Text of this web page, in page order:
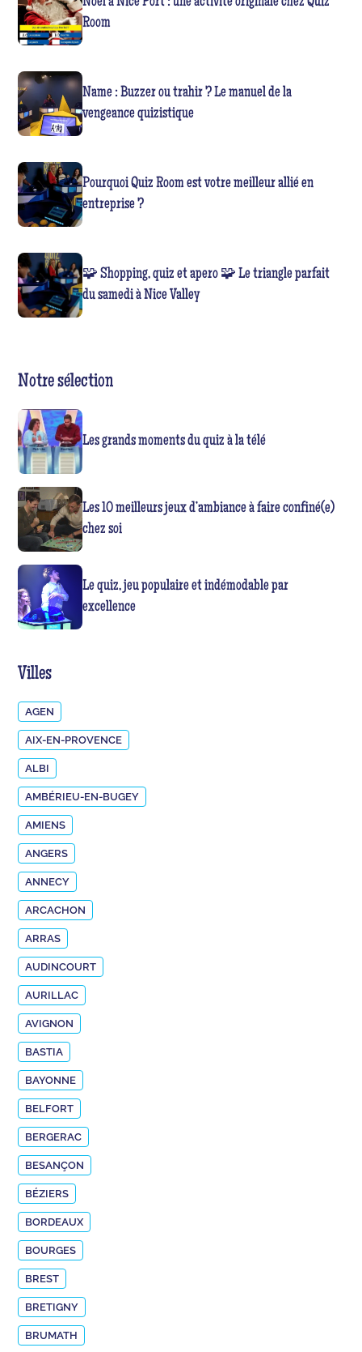
Room
Name : Buzzer ou trahir ? Le manuel de la
vengeance quizistique
Pourquoi Quiz Room est votre meilleur allié en
entreprise ?
🧩 Shopping, quiz et apero 🧩 Le triangle parfait
du samedi à Nice Valley
Notre sélection
Les grands moments du quiz à la télé
Les 10 meilleurs jeux d’ambiance à faire confiné(e)
chez soi
Le quiz, jeu populaire et indémodable par
excellence
Villes
AGEN
AIX-EN-PROVENCE
ALBI
AMBÉRIEU-EN-BUGEY
AMIENS
ANGERS
ANNECY
ARCACHON
ARRAS
AUDINCOURT
AURILLAC
AVIGNON
BASTIA
BAYONNE
BELFORT
BERGERAC
BESANÇON
BÉZIERS
BORDEAUX
BOURGES
BREST
BRETIGNY
BRUMATH